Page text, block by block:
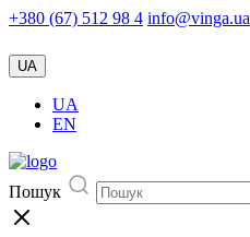
+380 (67) 512 98 4 info@vinga.ua
UA
UA
EN
Пошук